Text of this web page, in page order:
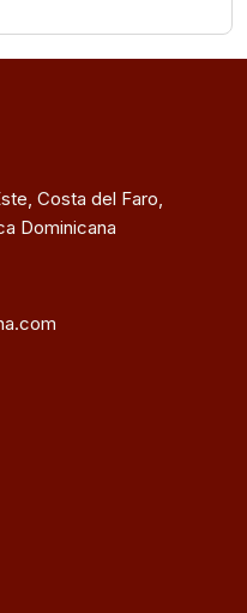
Costa del Faro,
Dominicana